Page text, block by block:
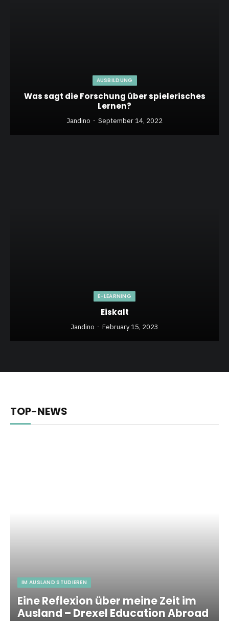
AUSBILDUNG
Was sagt die Forschung über spielerisches
Lernen?
Jandino September 14, 2022
E-LEARNING
Eiskalt
Jandino February 15, 2023
TOP-NEWS
IM AUSLAND STUDIEREN
Eine Reflexion über meine Zeit im
Ausland – Drexel Education Abroad